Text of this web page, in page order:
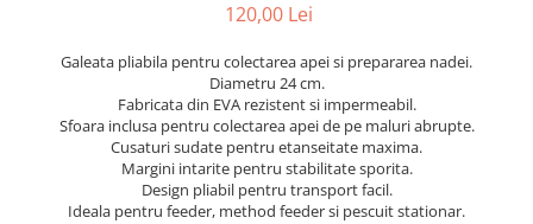
120,00 Lei
Galeata pliabila pentru colectarea apei si prepararea nadei.
Diametru 24 cm.
Fabricata din EVA rezistent si impermeabil.
Sfoara inclusa pentru colectarea apei de pe maluri abrupte.
Cusaturi sudate pentru etanseitate maxima.
Margini intarite pentru stabilitate sporita.
Design pliabil pentru transport facil.
Ideala pentru feeder, method feeder si pescuit stationar.